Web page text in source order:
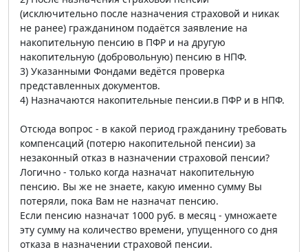
(исключительно после назначения страховой и никак
не ранее) гражданином подаётся заявление на
накопительную пенсию в ПФР и на другую
накопительную (добровольную) пенсию в НПФ.
3) Указанными Фондами ведётся проверка
представленных документов.
4) Назначаются накопительные пенсии.в ПФР и в НПФ.
Отсюда вопрос - в какой период гражданину требовать
компенсаций (потерю накопительной пенсии) за
незаконный отказ в назначении страховой пенсии?
Логично - только когда назначат накопительную
пенсию. Вы же не знаете, какую именно сумму Вы
потеряли, пока Вам не назначат пенсию.
Если пенсию назначат 1000 руб. в месяц - умножаете
эту сумму на количество времени, упущенного со дня
отказа в назначении страховой пенсии.